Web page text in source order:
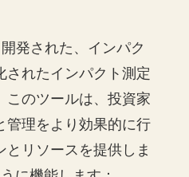
発された、インパク
されたインパクト測定
このツールは、投資家
管理をより効果的に行
とリソースを提供しま